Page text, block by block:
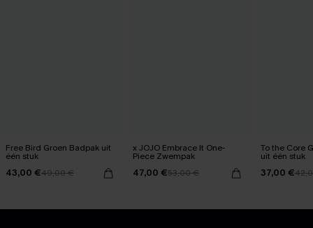
Free Bird Groen Badpak uit
één stuk
43,00 €49,00 €
x JOJO Embrace It One-
Piece Zwempak
47,00 €53,00 €
To the Core
uit één stuk
37,00 €